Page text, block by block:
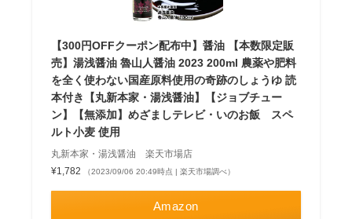
【300円OFFクーポン配布中】醤油 【本数限定販
売】湯浅醤油 魯山人醤油 2023 200ml 農薬や肥料
を全く使わない国産原料使用の奇跡のしょうゆ 読
本付き【丸新本家・湯浅醤油】【ジョブチュー
ン】【無添加】めざましテレビ・いのお飯 スペ
ルト小麦 使用
丸新本家・湯浅醤油 楽天市場店
¥1,782
（2023/09/06 20:49時点 | 楽天市場調べ）
Amazon